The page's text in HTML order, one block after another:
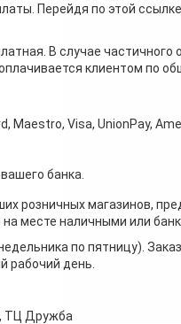
Перейдя по этой
В случае частичного
клиентом по
Visa, UnionPay,
банка.
розничных магазинов,
месте наличными или
по пятницу).
рабочий день.
ТЦ Дружба